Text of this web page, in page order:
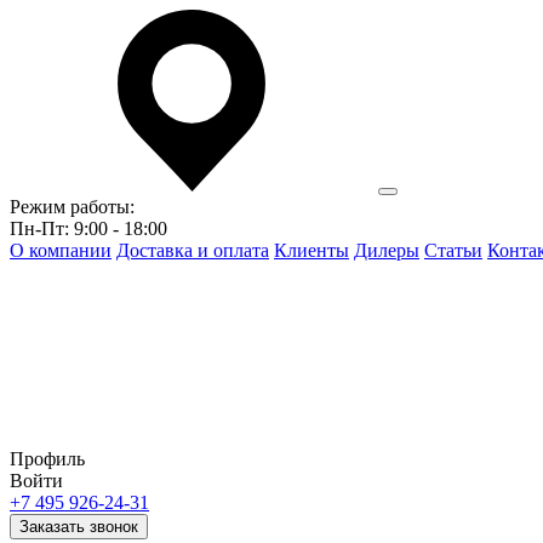
Режим работы:
Пн-Пт: 9:00 - 18:00
О компании Доставка и оплата Клиенты Дилеры Статьи
Профиль
Войти
+7 495 926-24-31
Заказать звонок